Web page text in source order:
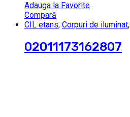
Adauga la Favorite
Compară
CIL etans, Corpuri de iluminat,
02011173162807